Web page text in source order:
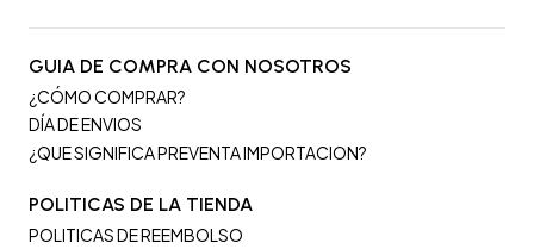
GUIA DE COMPRA CON NOSOTROS
¿CÓMO COMPRAR?
DÍA DE ENVIOS
¿QUE SIGNIFICA PREVENTA IMPORTACION?
POLITICAS DE LA TIENDA
POLITICAS DE REEMBOLSO